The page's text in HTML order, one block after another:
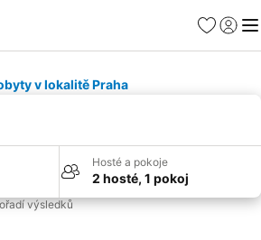
Oblíbené
v lokalitě Praha
Hosté a pokoje
2 hosté, 1 pokoj
výsledků